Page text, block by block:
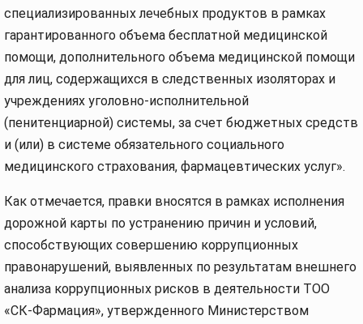
специализированных лечебных продуктов в рамках
гарантированного объема бесплатной медицинской
помощи, дополнительного объема медицинской помощи
для лиц, содержащихся в следственных изоляторах и
учреждениях уголовно-исполнительной
(пенитенциарной) системы, за счет бюджетных средств
и (или) в системе обязательного социального
медицинского страхования, фармацевтических услуг».
Как отмечается, правки вносятся в рамках исполнения
дорожной карты по устранению причин и условий,
способствующих совершению коррупционных
правонарушений, выявленных по результатам внешнего
анализа коррупционных рисков в деятельности ТОО
«СК-Фармация», утвержденного Министерством